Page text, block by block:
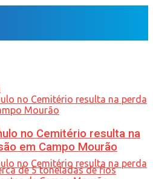
no Cemitério resulta na
em Campo Mourão